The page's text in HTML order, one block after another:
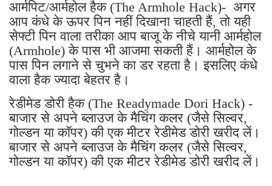
आर्मपिट/आर्महोल हैक (The Armhole Hack)- अगर
आप कंधे के ऊपर पिन नहीं दिखाना चाहती हैं, तो यही
सेफ्टी पिन वाला तरीका आप बाजू के नीचे यानी आर्महोल
(Armhole) के पास भी आजमा सकती हैं। आर्महोल के
पास पिन लगाने से चुभने का डर रहता है। इसलिए कंधे
वाला हैक ज्यादा बेहतर है।
रेडीमेड डोरी हैक (The Readymade Dori Hack) -
बाजार से अपने ब्लाउज के मैचिंग कलर (जैसे सिल्वर,
गोल्डन या कॉपर) की एक मीटर रेडीमेड डोरी खरीद लें।
बाजार से अपने ब्लाउज के मैचिंग कलर (जैसे सिल्वर,
गोल्डन या कॉपर) की एक मीटर रेडीमेड डोरी खरीद लें।